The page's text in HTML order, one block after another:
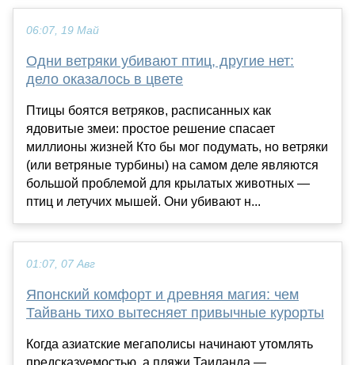
06:07, 19 Май
Одни ветряки убивают птиц, другие нет:
дело оказалось в цвете
Птицы боятся ветряков, расписанных как
ядовитые змеи: простое решение спасает
миллионы жизней Кто бы мог подумать, но ветряки
(или ветряные турбины) на самом деле являются
большой проблемой для крылатых животных —
птиц и летучих мышей. Они убивают н...
01:07, 07 Авг
Японский комфорт и древняя магия: чем
Тайвань тихо вытесняет привычные курорты
Когда азиатские мегаполисы начинают утомлять
предсказуемостью, а пляжи Таиланда —